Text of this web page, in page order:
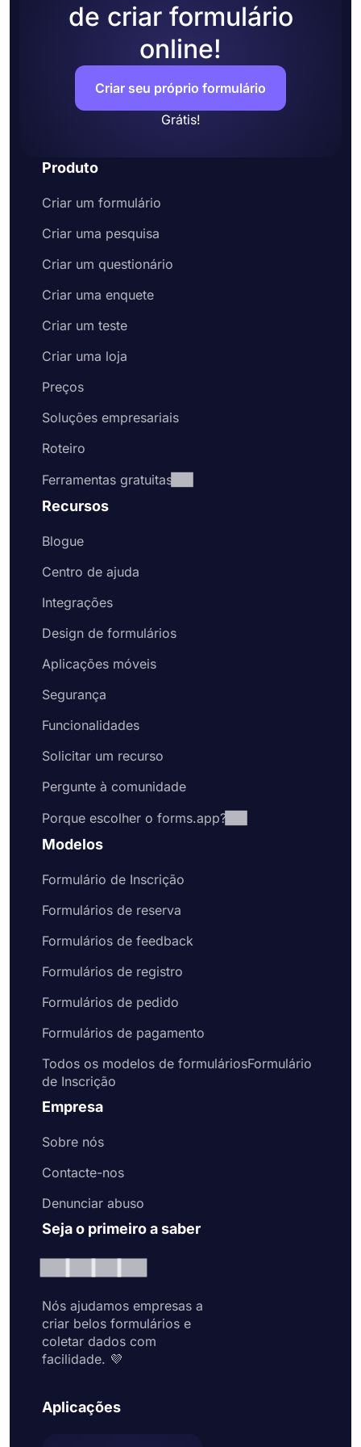
de criar formulário
online!
Criar seu próprio formulário
Grátis!
Produto
Criar um formulário
Criar uma pesquisa
Criar um questionário
Criar uma enquete
Criar um teste
Criar uma loja
Preços
Soluções empresariais
Roteiro
Ferramentas gratuitas
Recursos
Blogue
Centro de ajuda
Integrações
Design de formulários
Aplicações móveis
Segurança
Funcionalidades
Solicitar um recurso
Pergunte à comunidade
Porque escolher o forms.app?
Modelos
Formulário de Inscrição
Formulários de reserva
Formulários de feedback
Formulários de registro
Formulários de pedido
Formulários de pagamento
Todos os modelos de formuláriosFormulário
de Inscrição
Empresa
Sobre nós
Contacte-nos
Denunciar abuso
Seja o primeiro a saber
Nós ajudamos empresas a
criar belos formulários e
coletar dados com
facilidade. 💜
Aplicações